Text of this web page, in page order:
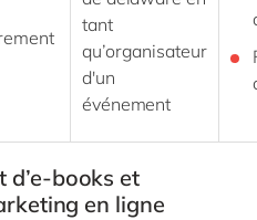
tant
qu’organisateur
d'un
événement
d’e-books et
en ligne